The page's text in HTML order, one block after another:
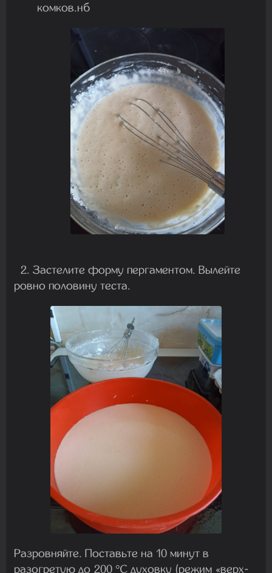
комков.нб
2. Застелите форму пергаментом. Вылейте
ровно половину теста.
Разровняйте. Поставьте на 10 минут в
разогретую до 200 °C духовку (режим «верх-